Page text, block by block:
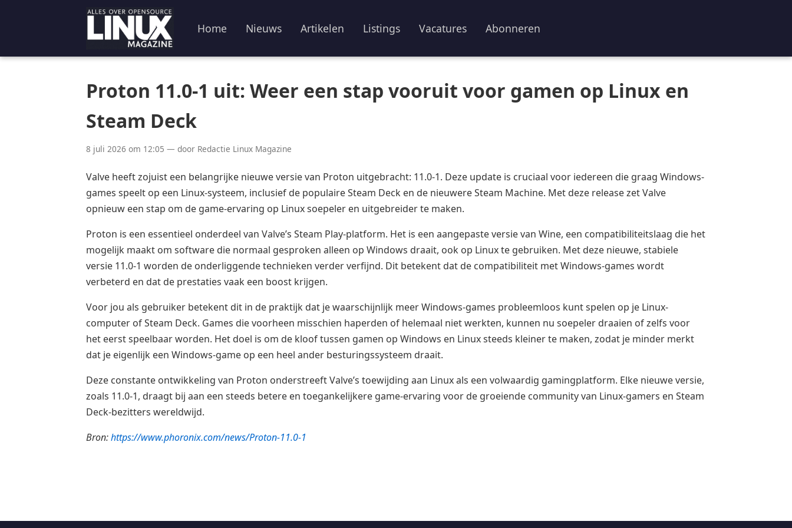
Home Nieuws Artikelen Listings Vacatures Abonneren
Proton 11.0-1 uit: Weer een stap vooruit voor gamen op Linux en
Steam Deck
8 juli 2026 om 12:05 — door Redactie Linux Magazine
Valve heeft zojuist een belangrijke nieuwe versie van Proton uitgebracht: 11.0-1. Deze update is cruciaal voor iedereen die graag Windows-
games speelt op een Linux-systeem, inclusief de populaire Steam Deck en de nieuwere Steam Machine. Met deze release zet Valve
opnieuw een stap om de game-ervaring op Linux soepeler en uitgebreider te maken.
Proton is een essentieel onderdeel van Valve’s Steam Play-platform. Het is een aangepaste versie van Wine, een compatibiliteitslaag die het
mogelijk maakt om software die normaal gesproken alleen op Windows draait, ook op Linux te gebruiken. Met deze nieuwe, stabiele
versie 11.0-1 worden de onderliggende technieken verder verfijnd. Dit betekent dat de compatibiliteit met Windows-games wordt
verbeterd en dat de prestaties vaak een boost krijgen.
Voor jou als gebruiker betekent dit in de praktijk dat je waarschijnlijk meer Windows-games probleemloos kunt spelen op je Linux-
computer of Steam Deck. Games die voorheen misschien haperden of helemaal niet werkten, kunnen nu soepeler draaien of zelfs voor
het eerst speelbaar worden. Het doel is om de kloof tussen gamen op Windows en Linux steeds kleiner te maken, zodat je minder merkt
dat je eigenlijk een Windows-game op een heel ander besturingssysteem draait.
Deze constante ontwikkeling van Proton onderstreeft Valve’s toewijding aan Linux als een volwaardig gamingplatform. Elke nieuwe versie,
zoals 11.0-1, draagt bij aan een steeds betere en toegankelijkere game-ervaring voor de groeiende community van Linux-gamers en Steam
Deck-bezitters wereldwijd.
Bron:https://www.phoronix.com/news/Proton-11.0-1